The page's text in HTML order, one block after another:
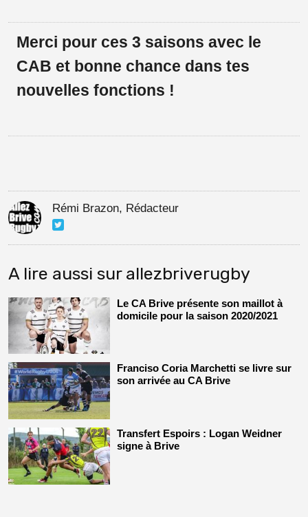
Merci pour ces 3 saisons avec le
CAB et bonne chance dans tes
nouvelles fonctions !
Rémi Brazon, Rédacteur
A lire aussi sur allezbriverugby
Le CA Brive présente son maillot à
domicile pour la saison 2020/2021
Franciso Coria Marchetti se livre sur
son arrivée au CA Brive
Transfert Espoirs : Logan Weidner
signe à Brive